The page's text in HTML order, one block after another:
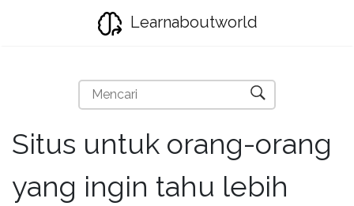
Learnaboutworld
Situs untuk orang-orang
yang ingin tahu lebih